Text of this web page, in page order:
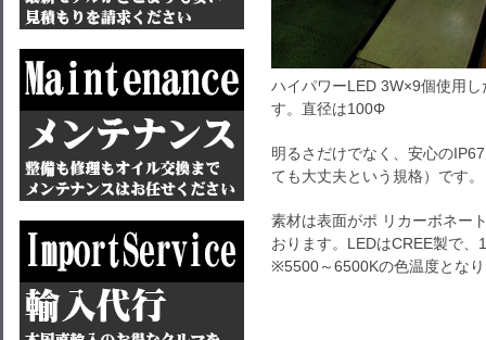
ハイパワーLED 3W×9個使用
す。直径は100Φ
明るさだけでなく、安心の
ても大丈夫という規格）です。
素材は表面がポ リカーボネー
おります。LEDはCREE製で
※5500～6500Kの色温度とな